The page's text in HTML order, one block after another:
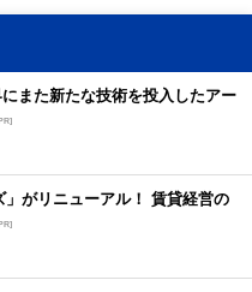
また新たな技術を投入したアー
」がリニューアル！ 賃貸経営の